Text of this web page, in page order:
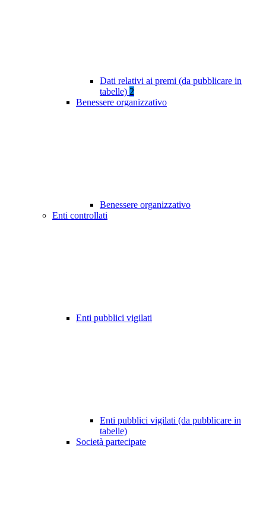
Dati relativi ai premi (da pubblicare in
tabelle) 2
Benessere organizzativo
Benessere organizzativo
Enti controllati
Enti pubblici vigilati
Enti pubblici vigilati (da pubblicare in
tabelle)
Società partecipate